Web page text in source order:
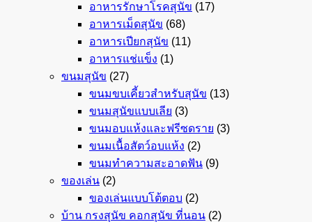
อาหารรักษาโรคสุนัข (17)
อาหารเม็ดสุนัข (68)
อาหารเปียกสุนัข (11)
อาหารแช่แข็ง (1)
ขนมสุนัข (27)
ขนมขบเคี้ยวสำหรับสุนัข (13)
ขนมสุนัขแบบเลีย (3)
ขนมอบแห้งและฟรีซดราย (3)
ขนมเนื้อสัตว์อบแห้ง (2)
ขนมทำความสะอาดฟัน (9)
ของเล่น (2)
ของเล่นแบบโต้ตอบ (2)
บ้าน กรงสุนัข คอกสุนัข ที่นอน (2)